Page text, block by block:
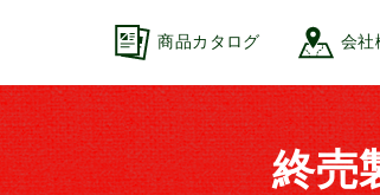
商品カタログ 会社
終売